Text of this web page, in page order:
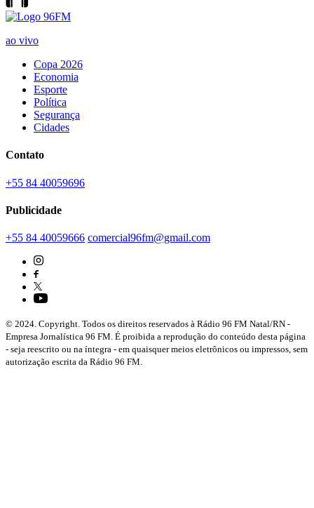
ao vivo
Copa 2026
Economia
Esporte
Política
Segurança
Cidades
Contato
+55 84 40059696
Publicidade
+55 84 40059666 comercial96fm@gmail.com
© 2024. Copyright. Todos os direitos reservados à Rádio 96 FM Natal/RN -
Empresa Jornalística 96 FM. É proibida a reprodução do conteúdo desta página
- seja reescrito ou na íntegra - em quaisquer meios eletrônicos ou impressos, sem
autorização escrita da Rádio 96 FM.